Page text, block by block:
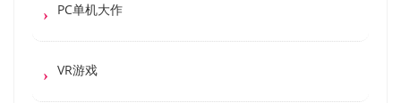
PC单机大作
VR游戏